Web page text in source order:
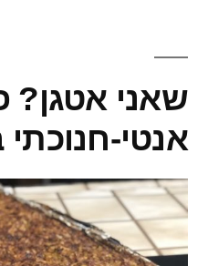
שאני אטגן?
אנטי-חנוכתי